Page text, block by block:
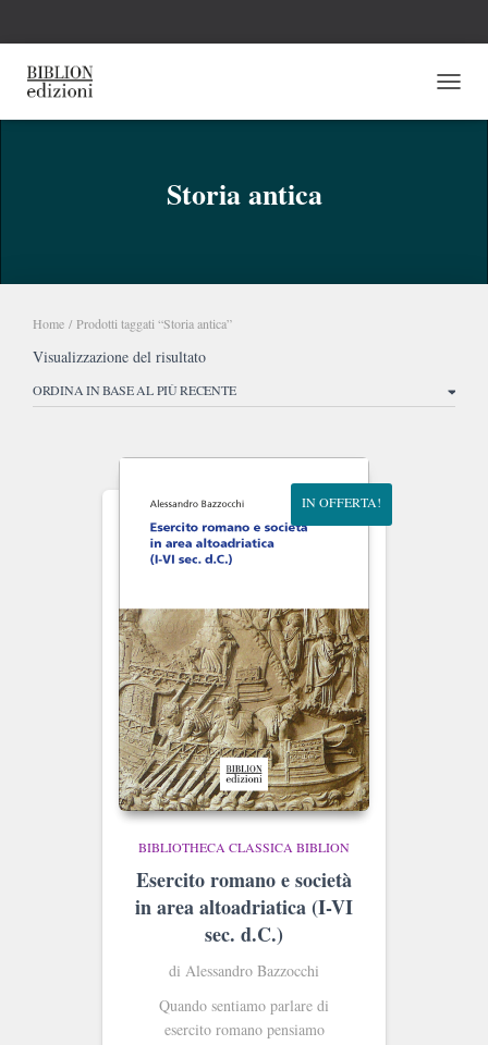
Storia antica
Home / Prodotti taggati “Storia antica”
Visualizzazione del risultato
IN OFFERTA!
BIBLIOTHECA CLASSICA BIBLION
Esercito romano e società
in area altoadriatica (I-VI
sec. d.C.)
di Alessandro Bazzocchi
Quando sentiamo parlare di
esercito romano pensiamo